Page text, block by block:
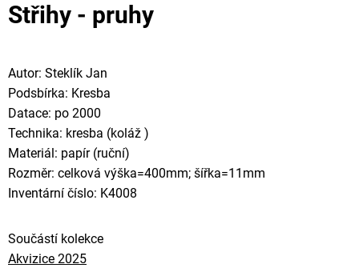
Střihy - pruhy
Autor: Steklík Jan
Podsbírka: Kresba
Datace: po 2000
Technika: kresba (koláž )
Materiál: papír (ruční)
Rozměr: celková výška=400mm; šířka=11mm
Inventární číslo: K4008
Součástí kolekce
Akvizice 2025